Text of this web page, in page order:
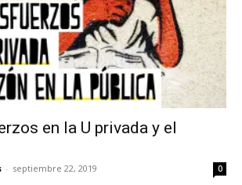
en la U privada y el
- septiembre 22, 2019 0